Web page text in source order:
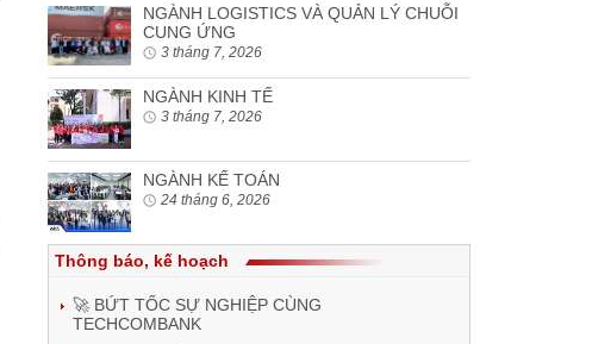
NGÀNH LOGISTICS VÀ QUẢN LÝ CHUỖI
CUNG ỨNG
3 tháng 7, 2026
NGÀNH KINH TẾ
3 tháng 7, 2026
NGÀNH KẾ TOÁN
24 tháng 6, 2026
Thông báo, kế hoạch
🚀 BỨT TỐC SỰ NGHIỆP CÙNG
TECHCOMBANK